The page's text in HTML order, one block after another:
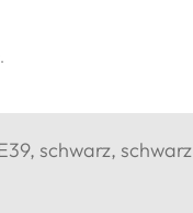
schwarz, schwarz